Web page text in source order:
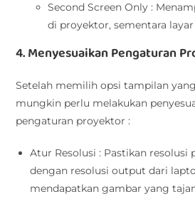
Second Screen Only :
di proyektor, sementara
4. Menyesuaikan Pengaturan
Setelah memilih opsi tampilan
mungkin perlu melakukan
pengaturan proyektor :
Atur Resolusi : Pastikan resolusi
dengan resolusi output dari
mendapatkan gambar yang